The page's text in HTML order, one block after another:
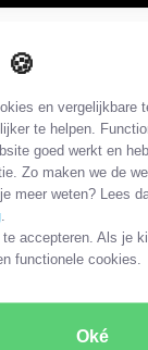
en vergelijkbare
te helpen.
goed werkt en
Zo maken we de
meer weten? Lees
te accepteren. Als je
functionele cookies.
Oké
LED TV's